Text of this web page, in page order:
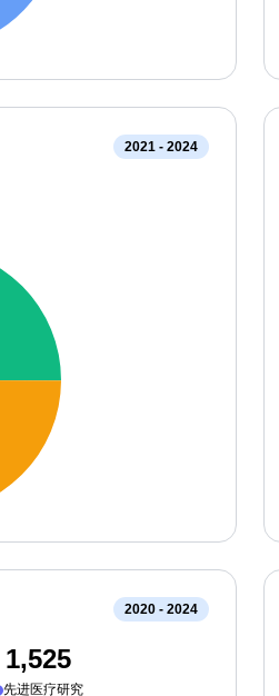
2021 - 2024
2020 - 2024
1,525
先进医疗研究